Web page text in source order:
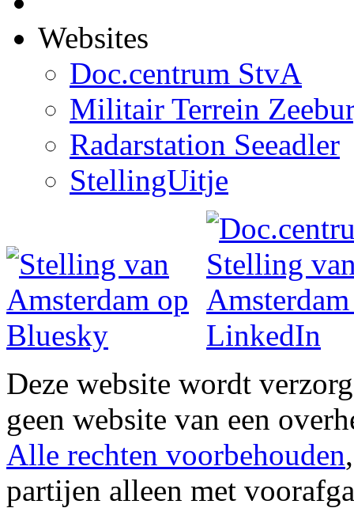
Websites
Doc.centrum StvA
Militair Terrein
Radarstation Seeadler
StellingUitje
Deze website wordt
geen website van een
Alle rechten voorbehouden
partijen alleen met